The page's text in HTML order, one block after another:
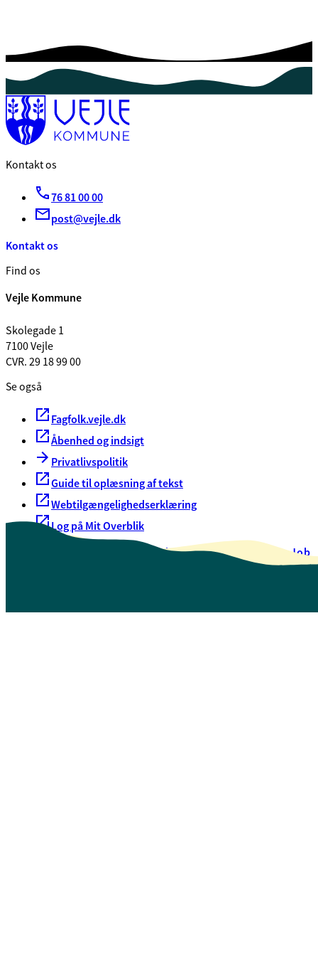
Kontakt os
76 81 00 00
post@vejle.dk
Kontakt os
Find os
Vejle Kommune
Skolegade 1
7100 Vejle
CVR. 29 18 99 00
Se også
Fagfolk.vejle.dk
Åbenhed og indsigt
Privatlivspolitik
Guide til oplæsning af tekst
Webtilgængelighedserklæring
Log på Mit Overblik
Oversigt over selvbetjeningJob